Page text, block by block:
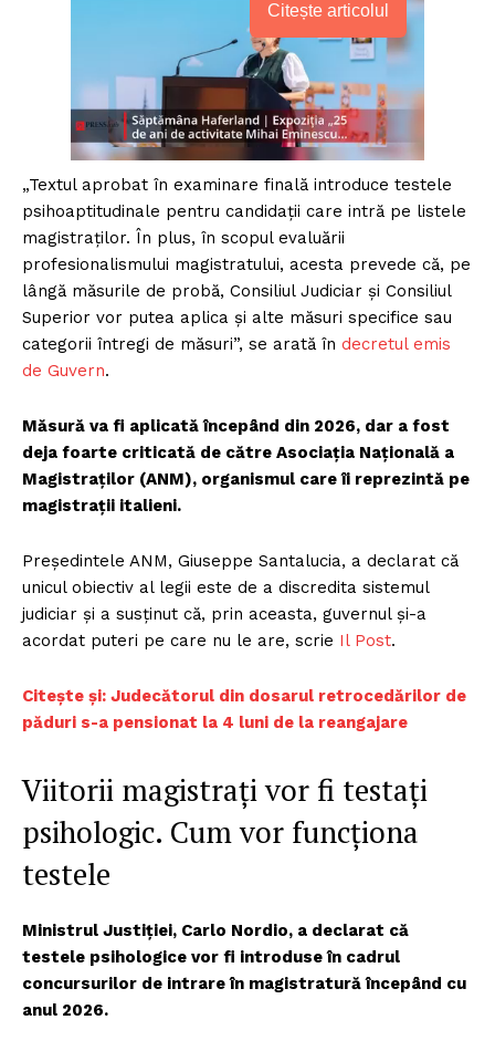
Citește articolul
„Textul aprobat în examinare finală introduce testele
psihoaptitudinale pentru candidații care intră pe listele
magistraților. În plus, în scopul evaluării
profesionalismului magistratului, acesta prevede că, pe
lângă măsurile de probă, Consiliul Judiciar și Consiliul
Superior vor putea aplica și alte măsuri specifice sau
categorii întregi de măsuri”, se arată în decretul emis
de Guvern.
Măsură va fi aplicată începând din 2026, dar a fost
deja foarte criticată de către Asociația Națională a
Magistraților (ANM), organismul care îi reprezintă pe
magistrații italieni.
Președintele ANM, Giuseppe Santalucia, a declarat că
unicul obiectiv al legii este de a discredita sistemul
judiciar și a susținut că, prin aceasta, guvernul și-a
acordat puteri pe care nu le are, scrie Il Post.
Citește și: Judecătorul din dosarul retrocedărilor de
păduri s-a pensionat la 4 luni de la reangajare
Viitorii magistrați vor fi testați
psihologic. Cum vor funcționa
testele
Ministrul Justiției, Carlo Nordio, a declarat că
testele psihologice vor fi introduse în cadrul
concursurilor de intrare în magistratură începând cu
anul 2026.